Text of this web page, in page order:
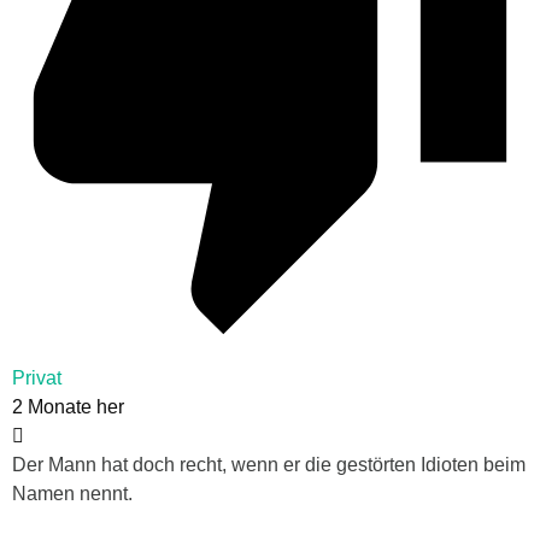
Privat
2 Monate her
Der Mann hat doch recht, wenn er die gestörten Idioten beim
Namen nennt.